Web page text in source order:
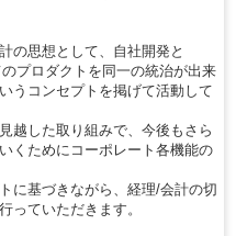
の思想として、自社開発と
プロダクトを同一の統治が出来
うコンセプトを掲げて活動して
越した取り組みで、今後もさら
くためにコーポレート各機能の
に基づきながら、経理/会計の切
っていただきます。